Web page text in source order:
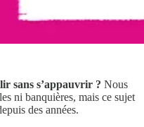
sans s’appauvrir ? Nous
ni banquières, mais ce sujet
des années.